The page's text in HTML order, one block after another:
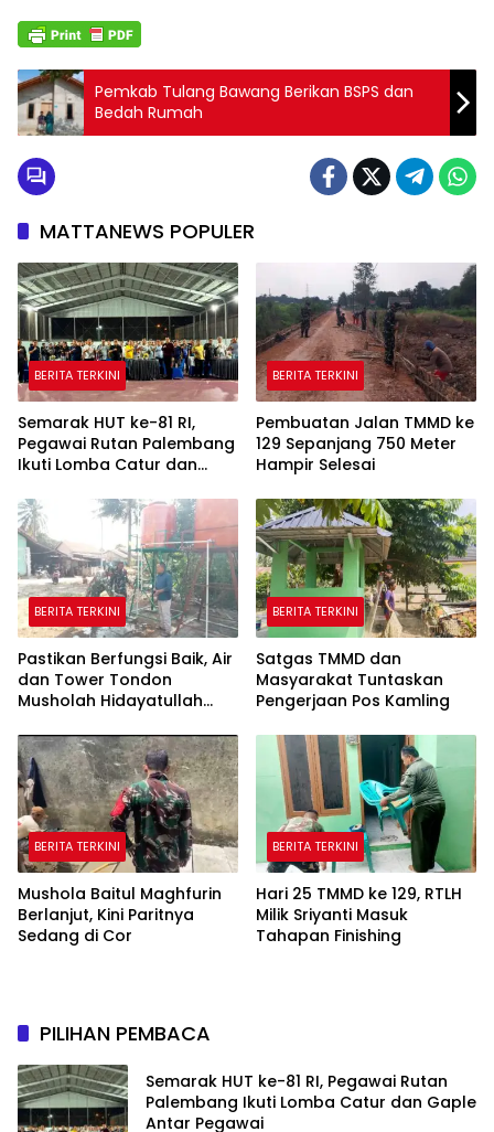
Pemkab Tulang Bawang Berikan BSPS dan
Bedah Rumah
MATTANEWS POPULER
BERITA TERKINI
Semarak HUT ke-81 RI,
Pegawai Rutan Palembang
Ikuti Lomba Catur dan
BERITA TERKINI
Pembuatan Jalan TMMD ke
129 Sepanjang 750 Meter
Hampir Selesai
BERITA TERKINI
Pastikan Berfungsi Baik, Air
dan Tower Tondon
Musholah Hidayatullah
BERITA TERKINI
Satgas TMMD dan
Masyarakat Tuntaskan
Pengerjaan Pos Kamling
BERITA TERKINI
Mushola Baitul Maghfurin
Berlanjut, Kini Paritnya
Sedang di Cor
BERITA TERKINI
Hari 25 TMMD ke 129, RTLH
Milik Sriyanti Masuk
Tahapan Finishing
PILIHAN PEMBACA
Semarak HUT ke-81 RI, Pegawai Rutan
Palembang Ikuti Lomba Catur dan Gaple
Antar Pegawai